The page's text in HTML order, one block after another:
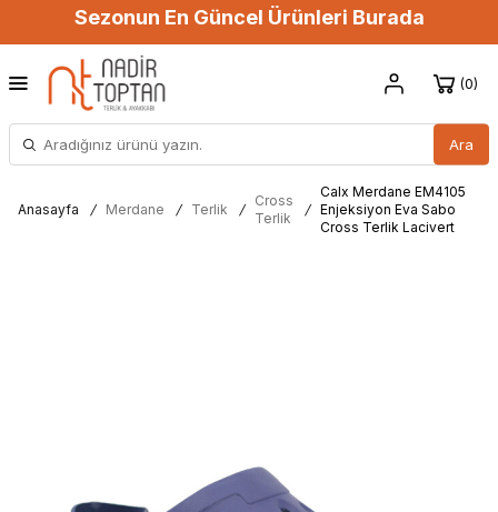
Sezonun En Güncel Ürünleri Burada
Ara
0
Anasayfa / Merdane / Terlik /
Cross
Terlik
/
Calx Merdane EM4105
Enjeksiyon Eva Sabo
Cross Terlik Lacivert